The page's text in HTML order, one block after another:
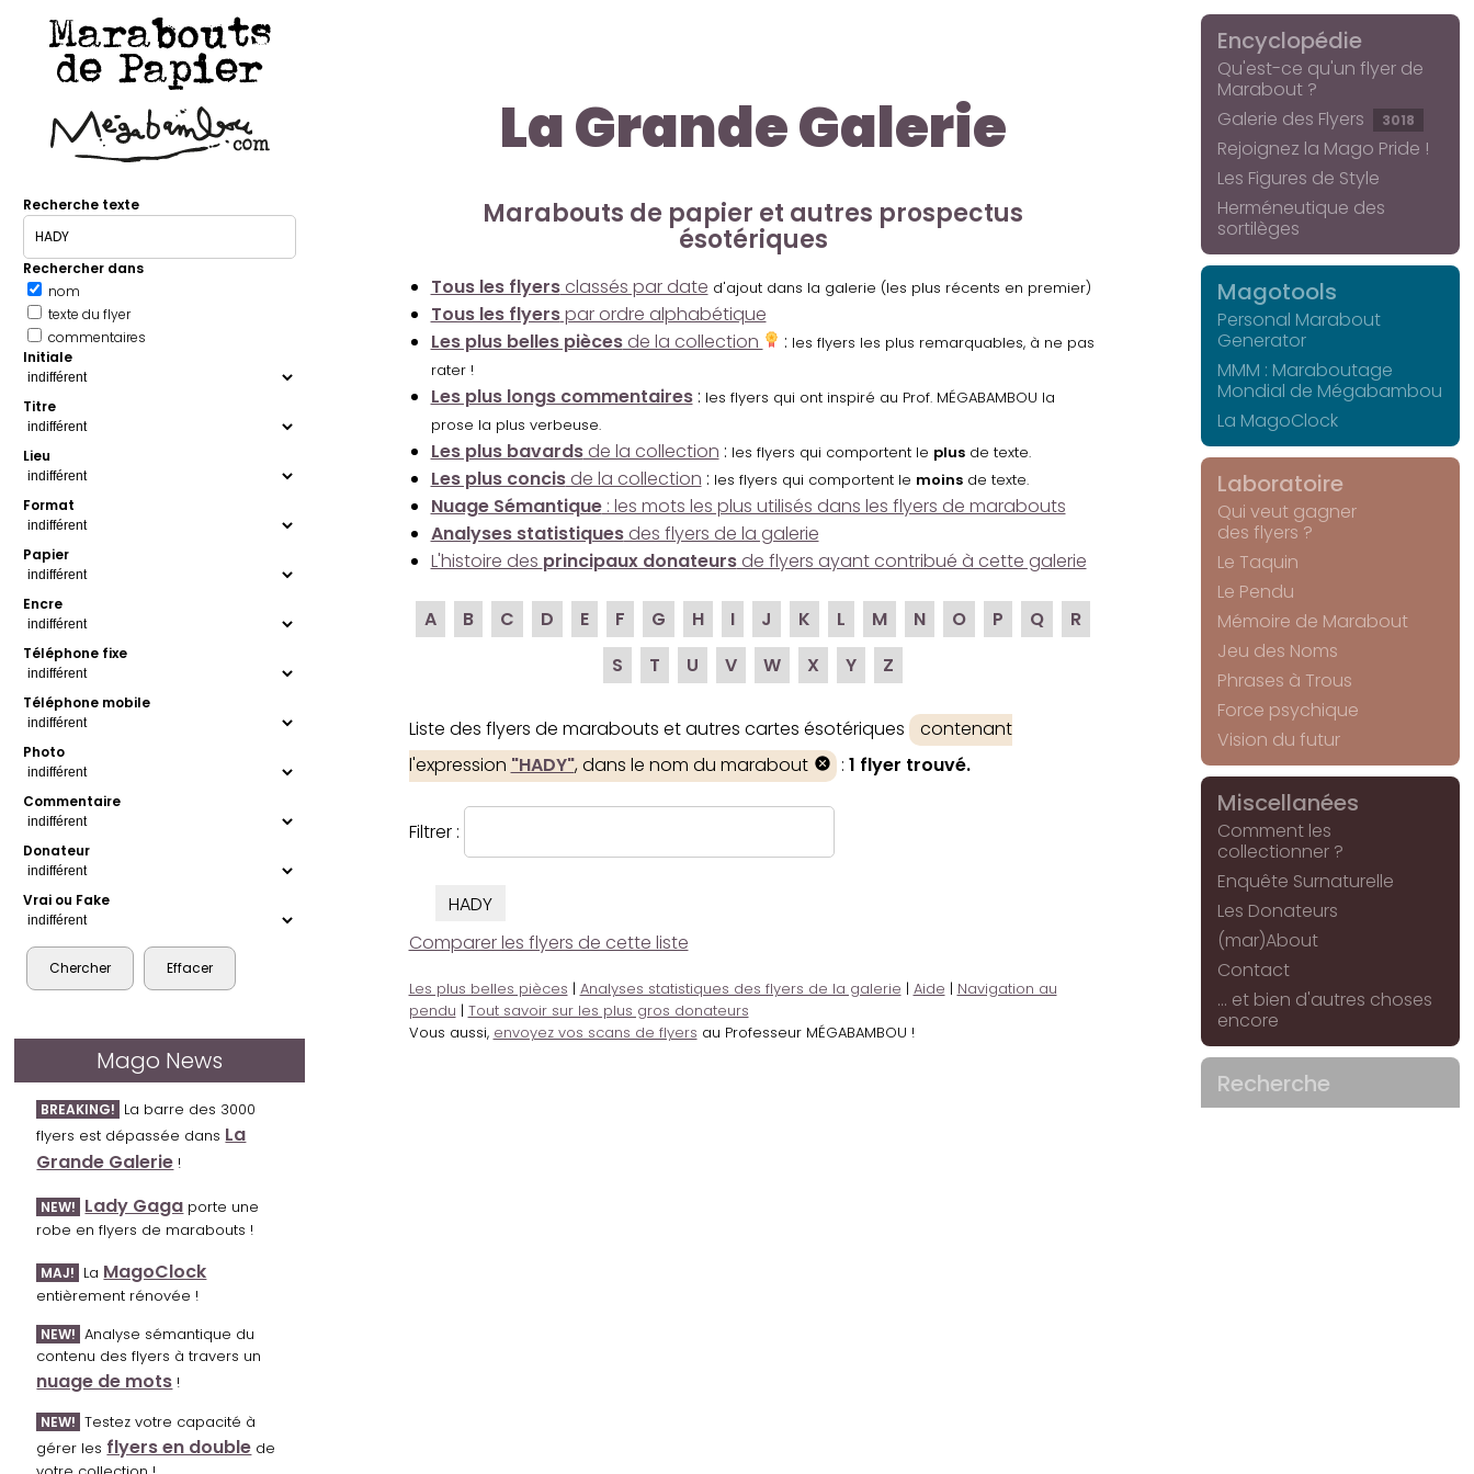
Marabouts
de Papier
Recherche texte
Rechercher dans
nom
texte du flyer
commentaires
Initiale
Titre
Lieu
Format
Papier
Encre
Téléphone fixe
Téléphone mobile
Photo
Commentaire
Donateur
Vrai ou Fake
Mago News
BREAKING! La barre des 3000
flyers est dépassée dans La
Grande Galerie !
NEW! Lady Gaga porte une
robe en flyers de marabouts !
MAJ! La MagoClock
entièrement rénovée !
NEW! Analyse sémantique du
contenu des flyers à travers un
nuage de mots !
NEW! Testez votre capacité à
gérer les flyers en double de
La Grande Galerie
Marabouts de papier et autres prospectus
ésotériques
Tous les flyersclassés par date d'ajout dans la galerie (les plus récents en premier)
Tous les flyerspar ordre alphabétique
Les plus belles piècesde la collection : les flyers les plus remarquables, à ne pas
rater !
Les plus longs commentaires: les flyers qui ont inspiré au Prof. MÉGABAMBOU la
prose la plus verbeuse.
Les plus bavardsde la collection : les flyers qui comportent le plusde texte.
Les plus concisde la collection : les flyers qui comportent le moinsde texte.
Nuage Sémantique: les mots les plus utilisés dans les flyers de marabouts
Analyses statistiquesdes flyers de la galerie
L'histoire des principaux donateursde flyers ayant contribué à cette galerie
A B C D E F G H I J K L M N O P Q
R
S
T U V W X Y Z
Liste des flyers de marabouts et autres cartes ésotériques
contenant
l'expression "HADY", dans le nom du marabout : 1 flyer trouvé.
Filtrer :
HADY
Comparer les flyers de cette liste
Les plus belles pièces | Analyses statistiques des flyers de la galerie | Aide | Navigation au
pendu | Tout savoir sur les plus gros donateurs
Vous aussi, envoyez vos scans de flyers au Professeur MÉGABAMBOU !
Encyclopédie
Qu'est-ce qu'un flyer de
Marabout ?
Galerie des Flyers
3018
Rejoignez la Mago Pride !
Les Figures de Style
Herméneutique des
sortilèges
Magotools
Personal Marabout
Generator
MMM : Maraboutage
Mondial de Mégabambou
La MagoClock
Laboratoire
Qui veut gagner
des flyers ?
Le Taquin
Le Pendu
Mémoire de Marabout
Jeu des Noms
Phrases à Trous
Force psychique
Vision du futur
Miscellanées
Comment les
collectionner ?
Enquête Surnaturelle
Les Donateurs
(mar)About
Contact
... et bien d'autres choses
encore
Recherche